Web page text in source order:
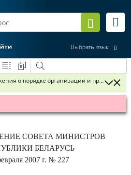
Выбрать язык
о порядке организации и
СОВЕТА МИНИСТРОВ
БЕЛАРУСЬ
2007 г. № 227